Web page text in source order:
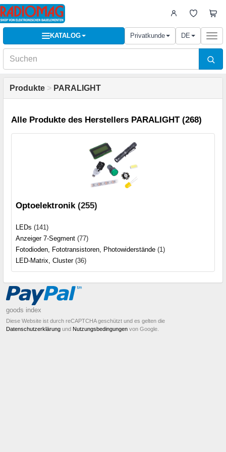
KATALOG Privatkunde DE
Produkte > PARALIGHT
Alle Produkte des Herstellers PARALIGHT (268)
Optoelektronik(255)
LEDs (141)
Anzeiger 7-Segment (77)
Fotodioden, Fototransistoren, Photowiderstände (1)
LED-Matrix, Cluster(36)
goods index
Diese Website ist durch reCAPTCHA geschützt und es gelten die
Datenschutzerklärung und Nutzungsbedingungen von Google.